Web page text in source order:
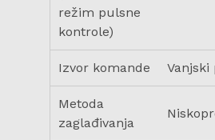
režim pulsne
kontrole)
Izvor komande
Metoda
zaglađivanja